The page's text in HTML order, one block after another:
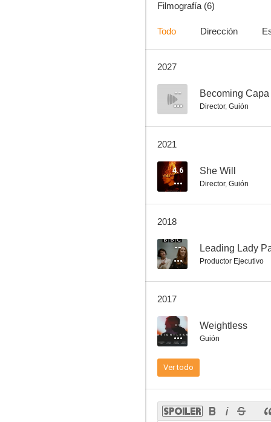
Filmografía (6)
Todo Dirección
2027
-- Becoming Capa
Director, Guión
2021
4.6 She Will
Director, Guión
2018
-- Leading Lady
Productor Ejecutivo
2017
-- Weightless
Guión
Ver todo